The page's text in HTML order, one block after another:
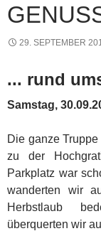
29. SEPTEMBER
... rund
Samstag,
Die ganze
zu der
Parkplatz war
wanderten wir
Herbstlaub
überquerten wir